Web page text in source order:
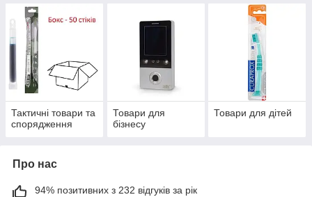
Тактичні товари та
спорядження
Товари для
бізнесу
Товари для дітей
Про нас
94% позитивних з 232 відгуків за рік